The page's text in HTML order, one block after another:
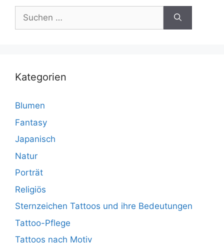
Suchen
nach:
Kategorien
Blumen
Fantasy
Japanisch
Natur
Porträt
Religiös
Sternzeichen Tattoos und ihre Bedeutungen
Tattoo-Pflege
Tattoos nach Motiv